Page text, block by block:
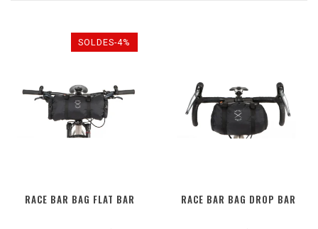
SOLDES-4%
RACE BAR BAG FLAT BAR RACE BAR BAG DROP BAR